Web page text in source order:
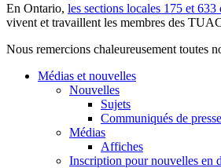
En Ontario, les sections locales 175 et
vivent et travaillent les membres des
Nous remercions chaleureusement toutes
Médias et nouvelles
Nouvelles
Sujets
Communiqués de presse
Médias
Affiches
Inscription pour nouvelles en